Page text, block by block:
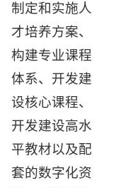
制定和实施人
才培养方案、
构建专业课程
体系、开发建
设核心课程、
开发建设高水
平教材以及配
套的数字化资